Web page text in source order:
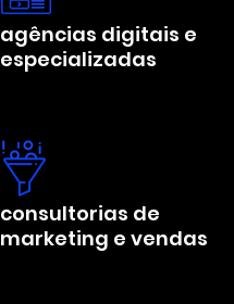
agências digitais e
especializadas
consultorias de
marketing e vendas